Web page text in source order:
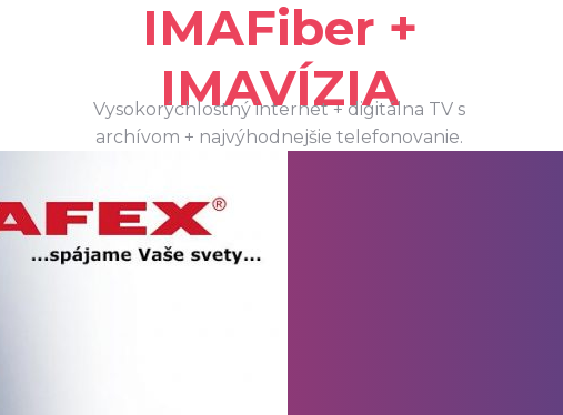
IMAFiber +
IMAVÍZIA
Vysokorýchlostný internet + digitálna TV s
archívom + najvýhodnejšie telefonovanie.